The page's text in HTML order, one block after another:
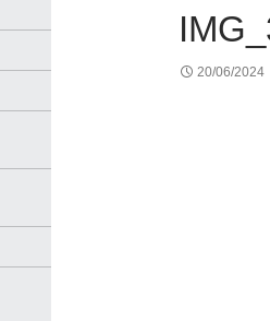
20/06/2024